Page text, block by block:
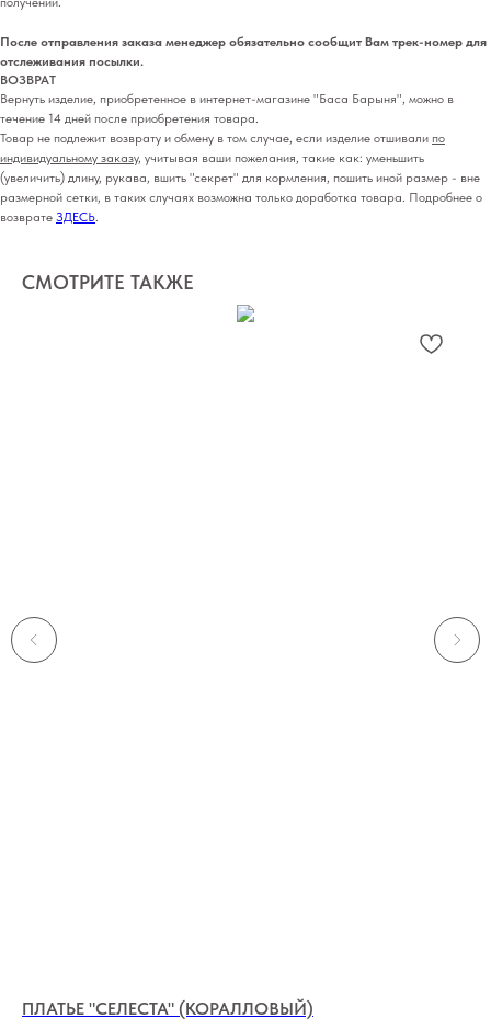
После отправления заказа менеджер обязательно сообщит Вам трек-номер для
отслеживания посылки.
ВОЗВРАТ
Вернуть изделие, приобретенное в интернет-магазине "Баса Барыня", можно в
течение 14 дней после приобретения товара.
Товар не подлежит возврату и обмену в том случае, если изделие отшивали по
индивидуальному заказу, учитывая ваши пожелания, такие как: уменьшить
(увеличить) длину, рукава, вшить "секрет" для кормления, пошить иной размер - вне
размерной сетки, в таких случаях возможна только доработка товара. Подробнее о
возврате ЗДЕСЬ.
СМОТРИТЕ ТАКЖЕ
ПЛАТЬЕ "СЕЛЕСТА" (КОРАЛЛОВЫЙ)